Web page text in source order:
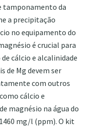
tamponamento da
a precipitação
no equipamento do
é crucial para
cálcio e alcalinidade
de Mg devem ser
com outros
cálcio e
magnésio na água do
mg/l (ppm). O kit